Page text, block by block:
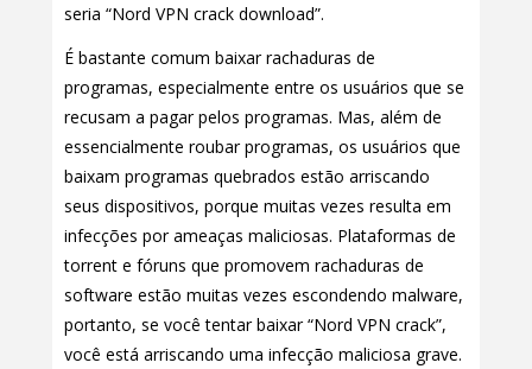
seria “Nord VPN crack download”.
É bastante comum baixar rachaduras de
programas, especialmente entre os usuários que se
recusam a pagar pelos programas. Mas, além de
essencialmente roubar programas, os usuários que
baixam programas quebrados estão arriscando
seus dispositivos, porque muitas vezes resulta em
infecções por ameaças maliciosas. Plataformas de
torrent e fóruns que promovem rachaduras de
software estão muitas vezes escondendo malware,
portanto, se você tentar baixar “Nord VPN crack”,
você está arriscando uma infecção maliciosa grave.